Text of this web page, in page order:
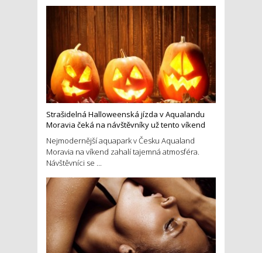
Strašidelná Halloweenská jízda v Aqualandu
Moravia čeká na návštěvníky už tento víkend
Nejmodernější aquapark v Česku Aqualand
Moravia na víkend zahalí tajemná atmosféra.
Návštěvníci se ...